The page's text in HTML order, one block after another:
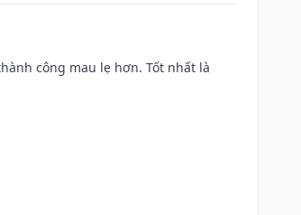
công mau lẹ hơn. Tốt nhất là